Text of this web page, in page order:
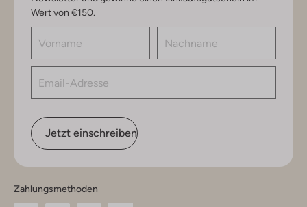
Wert von €150.
Jetzt einschreiben
Zahlungsmethoden